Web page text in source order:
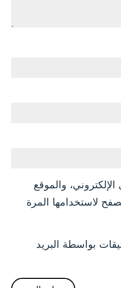
والموقع
لاستخدامها المرة
بواسطة البريد